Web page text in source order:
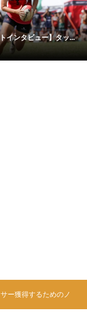
インタビュー】タッ...
ー獲得するためのノ